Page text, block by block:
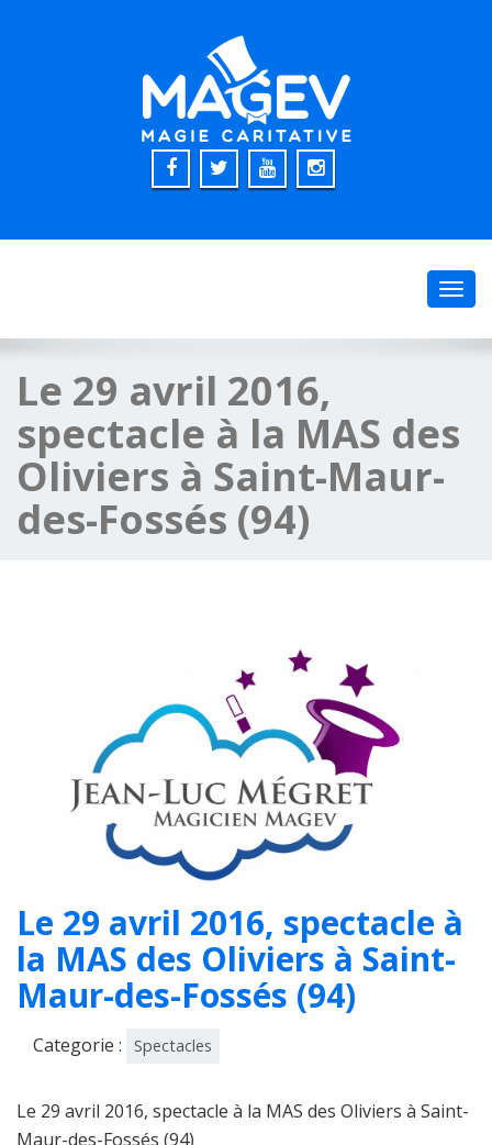
Le 29 avril 2016,
spectacle à la MAS des
Oliviers à Saint-Maur-
des-Fossés (94)
Le 29 avril 2016, spectacle à
la MAS des Oliviers à Saint-
Maur-des-Fossés (94)
Categorie : Spectacles
Le 29 avril 2016, spectacle à la MAS des Oliviers à Saint-
Maur-des-Fossés (94)